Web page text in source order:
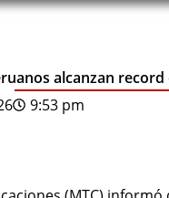
alcanzan
9:53 pm